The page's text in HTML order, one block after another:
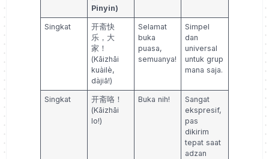
Pinyin)
Singkat
开斋快
乐，大
家！
(Kāizhāi
kuàilè,
dàjiā!)
Selamat
buka
puasa,
semuanya!
Simpel
dan
universal
untuk grup
mana saja.
Singkat
开斋咯！
(Kāizhāi
lo!)
Buka nih!
Sangat
ekspresif,
pas
dikirim
tepat saat
adzan